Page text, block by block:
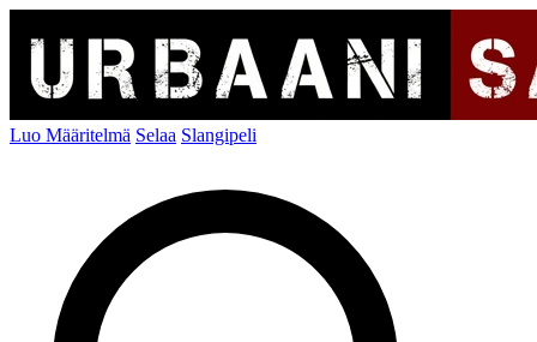
Luo Määritelmä Selaa Slangipeli